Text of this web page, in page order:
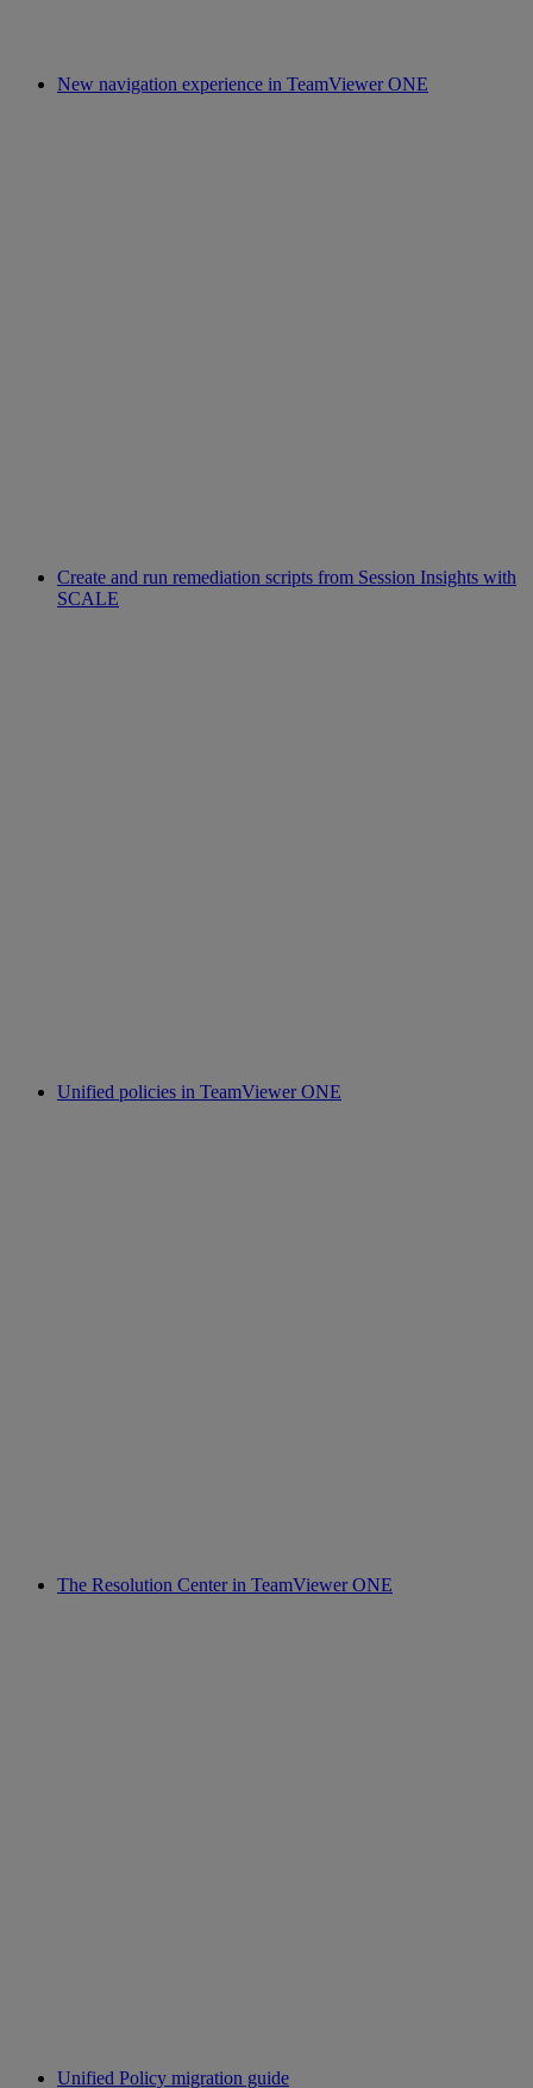
New navigation experience in TeamViewer ONE
Create and run remediation scripts from Session Insights with
SCALE
Unified policies in TeamViewer ONE
The Resolution Center in TeamViewer ONE
Unified Policy migration guide